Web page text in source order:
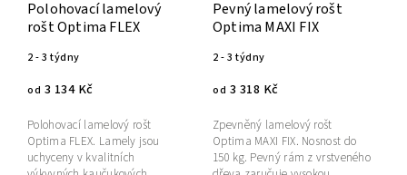
Polohovací lamelový
rošt Optima FLEX
2 - 3 týdny
od 3 134 Kč
Polohovací lamelový rošt
Optima FLEX. Lamely jsou
uchyceny v kvalitních
Pevný lamelový rošt
Optima MAXI FIX
2 - 3 týdny
od 3 318 Kč
Zpevněný lamelový rošt
Optima MAXI FIX. Nosnost do
150 kg. Pevný rám z vrstveného